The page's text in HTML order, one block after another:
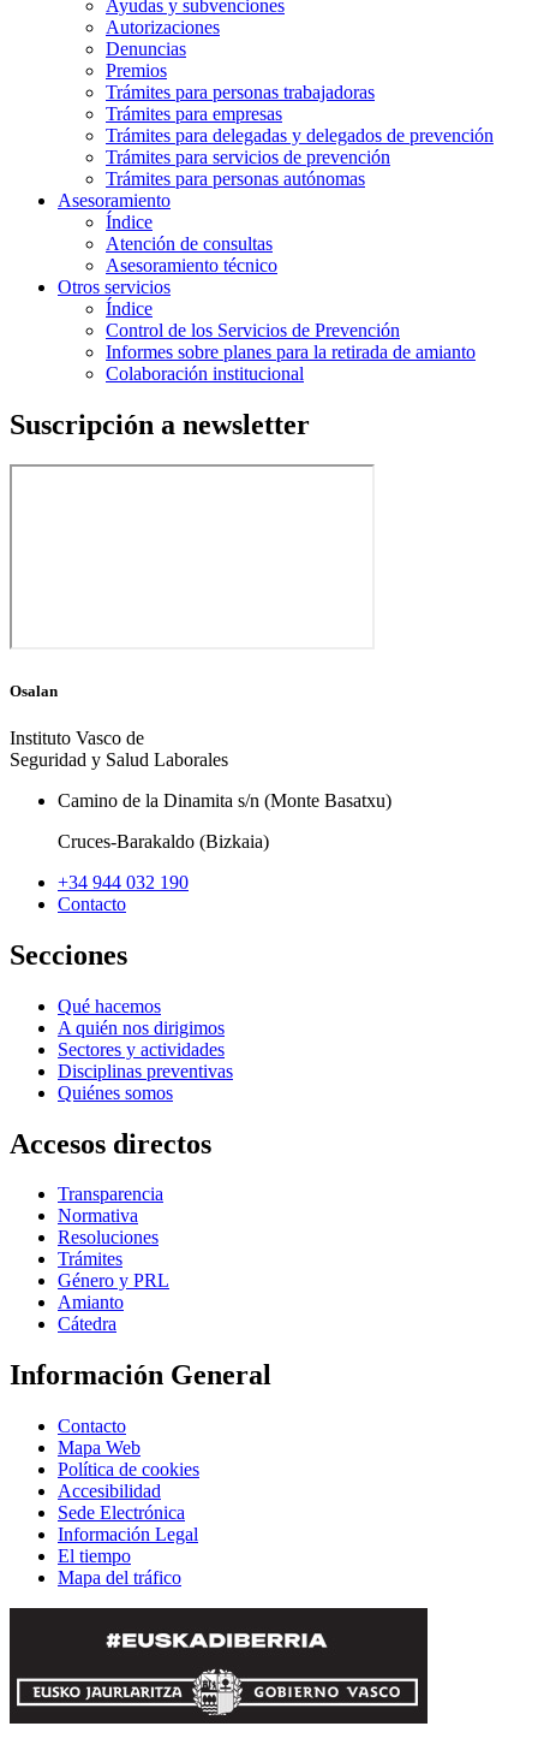
Ayudas y subvenciones
Autorizaciones
Denuncias
Premios
Trámites para personas trabajadoras
Trámites para empresas
Trámites para delegadas y delegados de prevención
Trámites para servicios de prevención
Trámites para personas autónomas
Asesoramiento
Índice
Atención de consultas
Asesoramiento técnico
Otros servicios
Índice
Control de los Servicios de Prevención
Informes sobre planes para la retirada de amianto
Colaboración institucional
Suscripción a newsletter
Osalan
Instituto Vasco de
Seguridad y Salud Laborales
Camino de la Dinamita s/n (Monte Basatxu)
Cruces-Barakaldo (Bizkaia)
+34 944 032 190
Contacto
Secciones
Qué hacemos
A quién nos dirigimos
Sectores y actividades
Disciplinas preventivas
Quiénes somos
Accesos directos
Transparencia
Normativa
Resoluciones
Trámites
Género y PRL
Amianto
Cátedra
Información General
Contacto
Mapa Web
Política de cookies
Accesibilidad
Sede Electrónica
Información Legal
El tiempo
Mapa del tráfico